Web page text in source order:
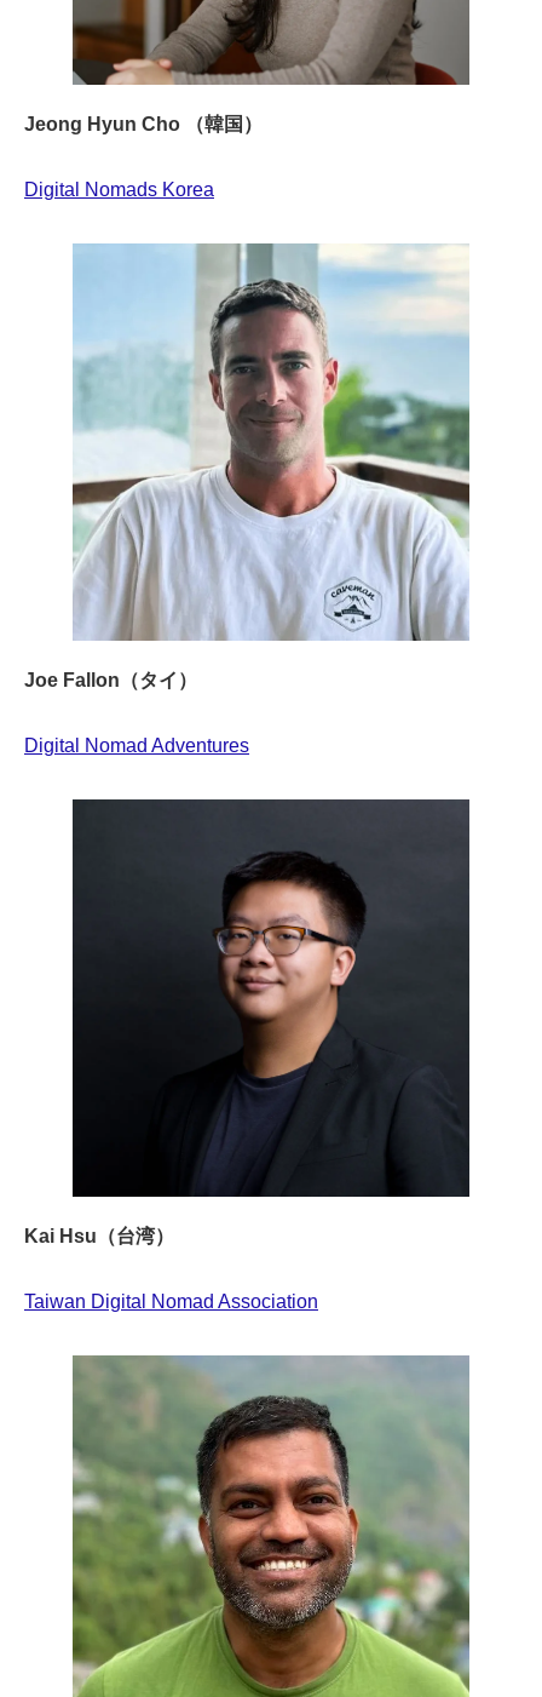
Jeong Hyun Cho （韓国）
Digital Nomads Korea
Joe Fallon（タイ）
Digital Nomad Adventures
Kai Hsu（台湾）
Taiwan Digital Nomad Association